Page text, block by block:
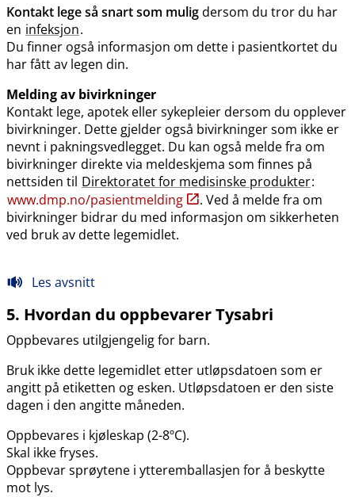
Kontakt lege så snart som muligdersom du tror du har
en infeksjon.
Du finner også informasjon om dette i pasientkortet du
har fått av legen din.
Melding av bivirkninger
Kontakt lege, apotek eller sykepleier dersom du opplever
bivirkninger. Dette gjelder også bivirkninger som ikke er
nevnt i pakningsvedlegget. Du kan også melde fra om
bivirkninger direkte via meldeskjema som finnes på
nettsiden til Direktoratet for medisinske produkter:
www.dmp.no​/​pasientmelding
. Ved å melde fra om
bivirkninger bidrar du med informasjon om sikkerheten
ved bruk av dette legemidlet.
Les avsnitt
5. Hvordan du oppbevarer Tysabri
Oppbevares utilgjengelig for barn.
Bruk ikke dette legemidlet etter utløpsdatoen som er
angitt på etiketten og esken. Utløpsdatoen er den siste
dagen i den angitte måneden.
Oppbevares i kjøleskap (2-8ºC).
Skal ikke fryses.
Oppbevar sprøytene i ytteremballasjen for å beskytte
mot lys.